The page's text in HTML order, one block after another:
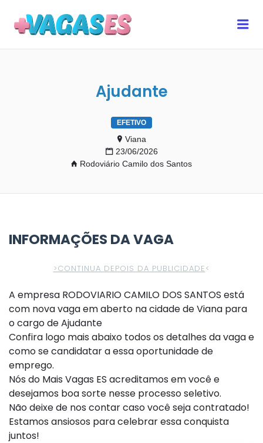
Ajudante
EFETIVO
Viana
23/06/2026
Rodoviário Camilo dos Santos
INFORMAÇÕES DA VAGA
>CONTINUA DEPOIS DA PUBLICIDADE<
A empresa RODOVIARIO CAMILO DOS SANTOS está
com nova vaga em aberto na cidade de Viana para
o cargo de Ajudante
Confira logo mais abaixo todos os detalhes da vaga e
como se candidatar a essa oportunidade de
emprego.
Nós do Mais Vagas ES acreditamos em você e
desejamos boa sorte nesse processo seletivo.
Não deixe de nos contar caso você seja contratado!
Estamos ansiosos para celebrar essa conquista
juntos!